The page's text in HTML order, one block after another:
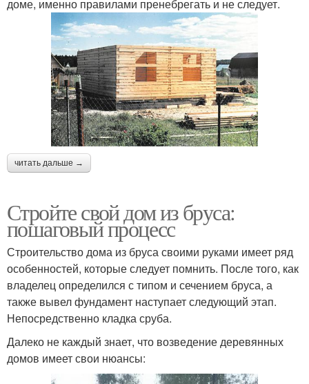
доме, именно правилами пренебрегать и не следует.
читать дальше →
Стройте свой дом из бруса:
пошаговый процесс
Строительство дома из бруса своими руками имеет ряд
особенностей, которые следует помнить. После того, как
владелец определился с типом и сечением бруса, а
также вывел фундамент наступает следующий этап.
Непосредственно кладка сруба.
Далеко не каждый знает, что возведение деревянных
домов имеет свои нюансы: